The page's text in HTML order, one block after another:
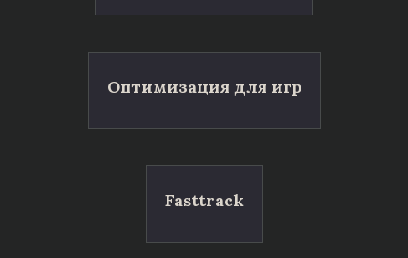
Оптимизация для игр
Fasttrack